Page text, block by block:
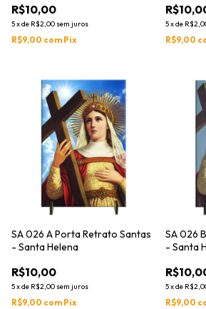
R$10,00
5xde R$2,00 sem juros
R$9,00 com Pix
5xde
R$9,00
SA 026 A Porta Retrato Santas
- Santa Helena
R$10,00
5xde R$2,00 sem juros
R$9,00 com Pix
SA 026
- Santa
5xde
R$9,00